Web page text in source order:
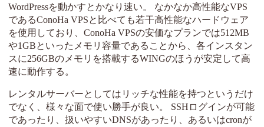
WordPressを動かすとかなり速い。 なかなか高性能なVPS
であるConoHa VPSと比べても若干高性能なハードウェア
を使用しており、ConoHa VPSの安価なプランでは512MB
や1GBといったメモリ容量であることから、各インスタン
スに256GBのメモリを搭載するWINGのほうが安定して高
速に動作する。
レンタルサーバーとしてはリッチな性能を持つというだけ
でなく、様々な面で使い勝手が良い。 SSHログインが可能
であったり、扱いやすいDNSがあったり、あるいはcronが